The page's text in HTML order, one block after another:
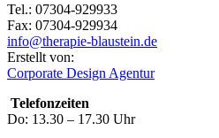
Tel.: 07304-929933
Fax: 07304-929934
info@therapie-blaustein.de
Erstellt von:
Corporate Design Agentur
Telefonzeiten
Do: 13.30 – 17.30 Uhr